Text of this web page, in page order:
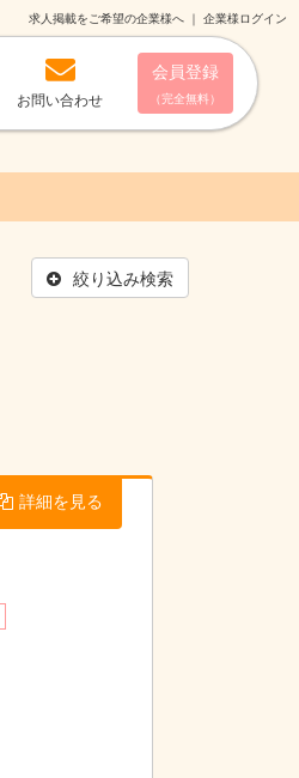
求人掲載をご希望の企業様へ ｜ 企業様ログイン
お問い合わせ
会員登録
（完全無料）
絞り込み検索
詳細を見る